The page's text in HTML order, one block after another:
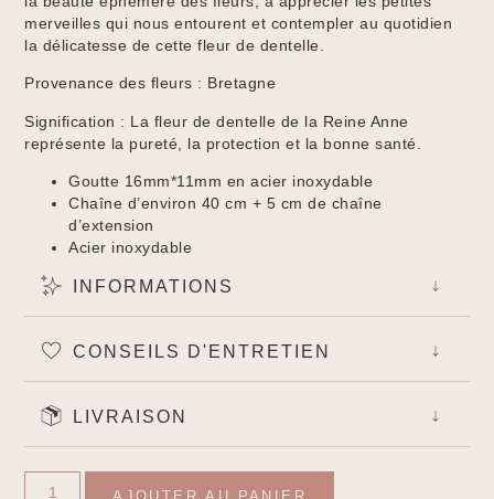
merveilles qui nous entourent et contempler au quotidien
la délicatesse de cette fleur de dentelle.
Provenance des fleurs : Bretagne
Signification : La fleur de dentelle de la Reine Anne
représente la pureté, la protection et la bonne santé.
Goutte 16mm*11mm en acier inoxydable
Chaîne d’environ 40 cm + 5 cm de chaîne
d’extension
Acier inoxydable
INFORMATIONS
CONSEILS D'ENTRETIEN
LIVRAISON